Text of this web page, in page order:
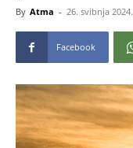
By Atma - 26. svibnja 2024.
Facebook